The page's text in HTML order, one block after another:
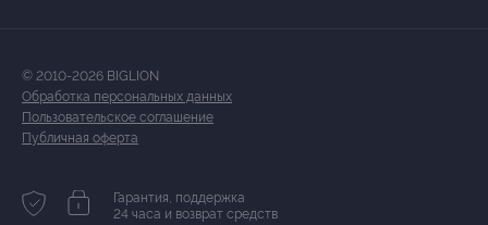
© 2010-2026 BIGLION
Обработка персональных данных
Пользовательское соглашение
Публичная оферта
Гарантия, поддержка
24 часа и возврат средств